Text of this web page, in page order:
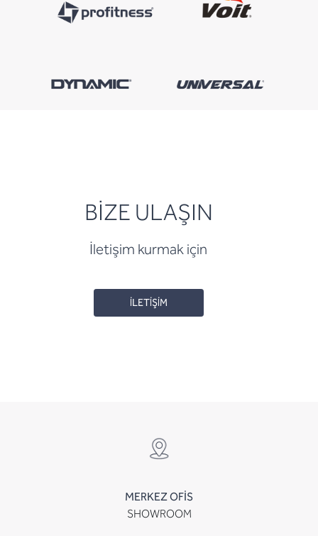
BİZE ULAŞIN
İletişim kurmak için
İLETİŞİM
MERKEZ OFİS
SHOWROOM